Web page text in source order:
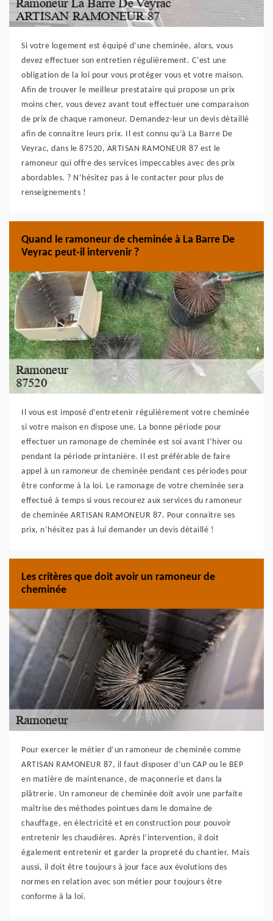
Si votre logement est équipé d’une cheminée, alors, vous
devez effectuer son entretien régulièrement. C’est une
obligation de la loi pour vous protéger vous et votre maison.
Afin de trouver le meilleur prestataire qui propose un prix
moins cher, vous devez avant tout effectuer une comparaison
de prix de chaque ramoneur. Demandez-leur un devis détaillé
afin de connaitre leurs prix. Il est connu qu’à La Barre De
Veyrac, dans le 87520, ARTISAN RAMONEUR 87 est le
ramoneur qui offre des services impeccables avec des prix
abordables. ? N’hésitez pas à le contacter pour plus de
renseignements !
Quand le ramoneur de cheminée à La Barre De
Veyrac peut-il intervenir ?
Il vous est imposé d’entretenir régulièrement votre cheminée
si votre maison en dispose une. La bonne période pour
effectuer un ramonage de cheminée est soi avant l’hiver ou
pendant la période printanière. Il est préférable de faire
appel à un ramoneur de cheminée pendant ces périodes pour
être conforme à la loi. Le ramonage de votre cheminée sera
effectué à temps si vous recourez aux services du ramoneur
de cheminée ARTISAN RAMONEUR 87. Pour connaitre ses
prix, n’hésitez pas à lui demander un devis détaillé !
Les critères que doit avoir un ramoneur de
cheminée
Pour exercer le métier d’un ramoneur de cheminée comme
ARTISAN RAMONEUR 87, il faut disposer d’un CAP ou le BEP
en matière de maintenance, de maçonnerie et dans la
plâtrerie. Un ramoneur de cheminée doit avoir une parfaite
maîtrise des méthodes pointues dans le domaine de
chauffage, en électricité et en construction pour pouvoir
entretenir les chaudières. Après l’intervention, il doit
également entretenir et garder la propreté du chantier. Mais
aussi, il doit être toujours à jour face aux évolutions des
normes en relation avec son métier pour toujours être
conforme à la loi.